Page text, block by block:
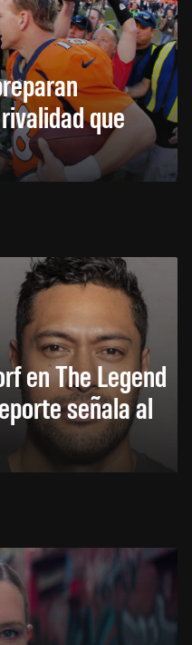
que
en The Legend
señala al